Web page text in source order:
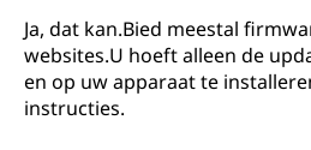
Ja, dat kan.Bied meestal
websites.U hoeft alleen de
en op uw apparaat te
instructies.